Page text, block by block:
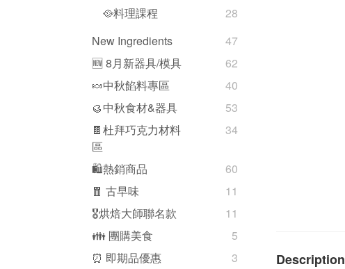
🥘料理課程
28
New Ingredients
47
🆕 8月新器具/模具
62
🍬中秋餡料專區
40
🥮中秋食材&器具
53
🍫杜拜巧克力材料
區
34
🛍熱銷商品
60
🧧 古早味
11
🎖️烘焙大師聯名款
11
👪 團購美食
5
⏰ 即期品優惠
3
Description